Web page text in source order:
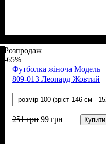
Розпродаж
-65%
Футболка жіноча Модель
809-013 Леопард Жовтий
251грн 99 грн Купити